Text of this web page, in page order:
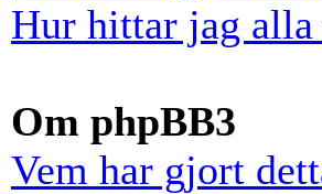
Hur hittar jag
Om phpBB3
Vem har gjort